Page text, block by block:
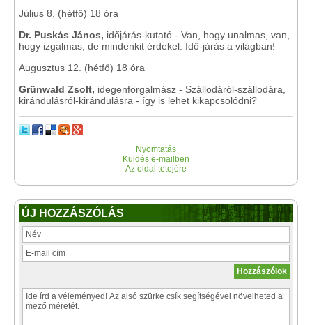
Július 8. (hétfő) 18 óra
Dr. Puskás János, időjárás-kutató - Van, hogy unalmas, van,
hogy izgalmas, de mindenkit érdekel: Idő-járás a világban!
Augusztus 12. (hétfő) 18 óra
Grünwald Zsolt, idegenforgalmász - Szállodáról-szállodára,
kirándulásról-kirándulásra - így is lehet kikapcsolódni?
Nyomtatás
Küldés e-mailben
Az oldal tetejére
ÚJ HOZZÁSZÓLÁS